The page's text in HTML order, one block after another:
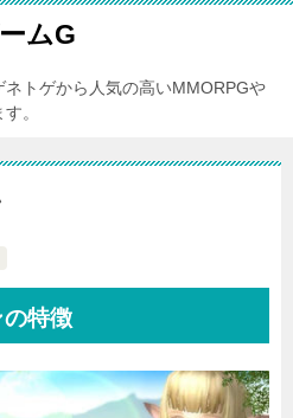
ムG
トゲから人気の高いMMORPGや
。
特徴